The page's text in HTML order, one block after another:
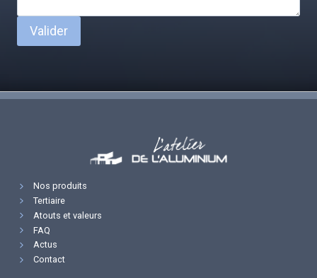
Valider
Nos produits
Tertiaire
Atouts et valeurs
FAQ
Actus
Contact